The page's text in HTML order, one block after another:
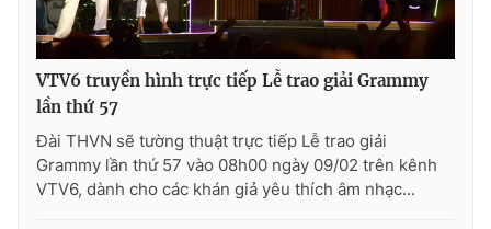
Thị trường 24h Tấm lòng Việt
VTV4 Vươn mình bằng AI
VTV9 VTV8
VTV6 truyền hình trực tiếp Lễ trao giải Grammy
lần thứ 57
Đài THVN sẽ tường thuật trực tiếp Lễ trao giải
Grammy lần thứ 57 vào 08h00 ngày 09/02 trên kênh
VTV6, dành cho các khán giả yêu thích âm nhạc...